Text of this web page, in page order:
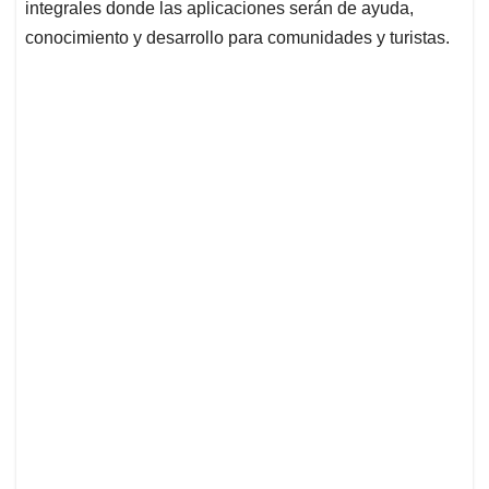
integrales donde las aplicaciones serán de ayuda,
conocimiento y desarrollo para comunidades y turistas.